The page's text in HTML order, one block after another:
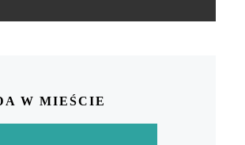
W MIEŚCIE